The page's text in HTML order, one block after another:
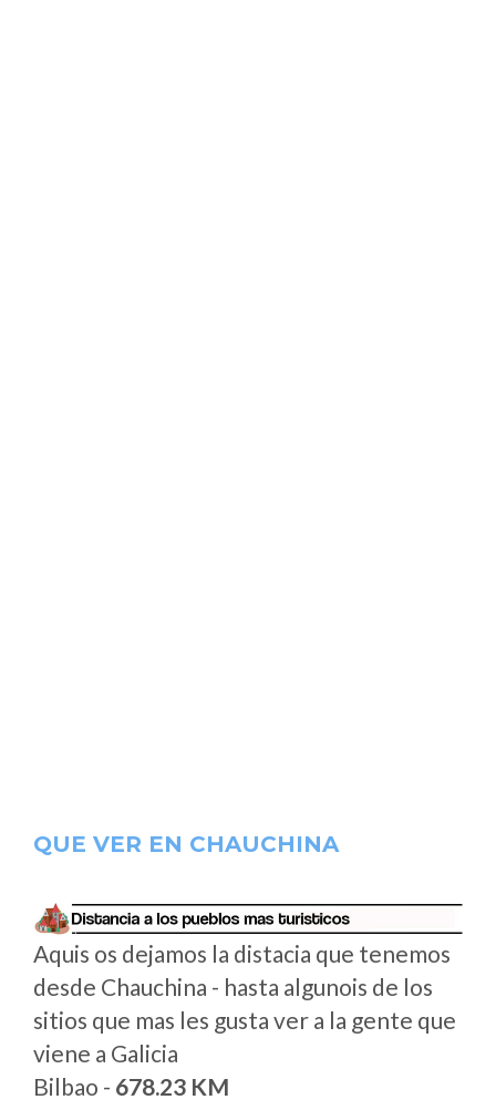
QUE VER EN CHAUCHINA
Aquis os dejamos la distacia que tenemos
desde Chauchina - hasta algunois de los
sitios que mas les gusta ver a la gente que
viene a Galicia
Bilbao - 678.23 KM